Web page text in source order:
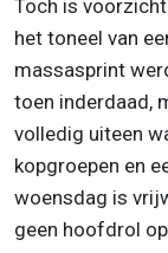
Toch is
het toneel van
massasprint
toen inderdaad,
volledig uiteen
kopgroepen en
woensdag is
geen hoofdrol